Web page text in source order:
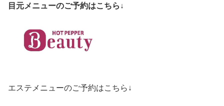
目元メニューのご予約はこちら↓
エステメニューのご予約はこちら↓